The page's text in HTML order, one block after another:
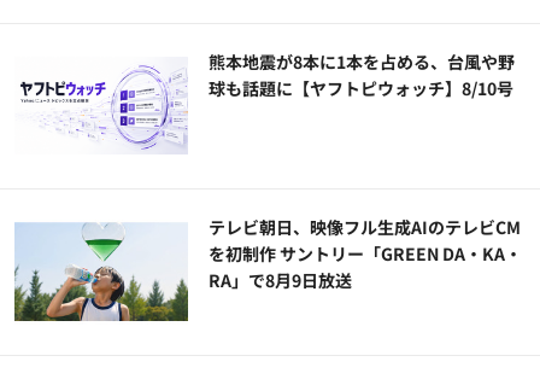
熊本地震が8本に1本を占める、台風や野
球も話題に【ヤフトピウォッチ】8/10号
テレビ朝日、映像フル生成AIのテレビCM
を初制作 サントリー「GREEN DA・KA・
RA」で8月9日放送